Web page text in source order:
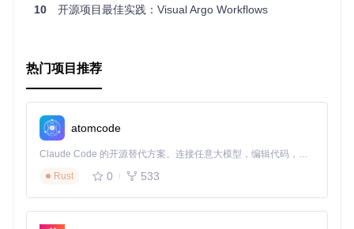
tes使用者有所启发。如果你正在寻找一个类似的工具，
10 开源项目最佳实践：Visual Argo Workflows
热门项目推荐
atomcode
Claude Code 的开源替代方案。连接任意大模型，编辑代码，运行命令，自动验证 — 全自动执行。用 Rust 构建，极致性能。 ｜ An open-source alternative to Claude Code. Connect any LLM, edit code, run commands, and verify changes — autonomously. Built in Rust for speed. Get Started
Rust
0 533